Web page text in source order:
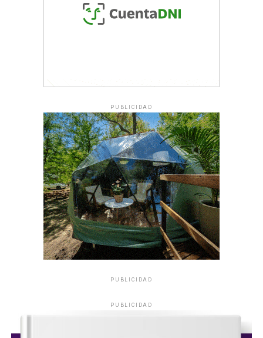
PUBLICIDAD
PUBLICIDAD
PUBLICIDAD